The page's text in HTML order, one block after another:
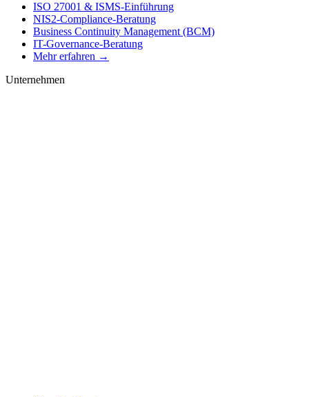
ISO 27001 & ISMS-Einführung
NIS2-Compliance-Beratung
Business Continuity Management (BCM)
IT-Governance-Beratung
Mehr erfahren →
Unternehmen